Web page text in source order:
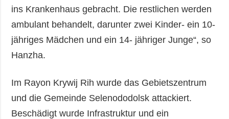
ins Krankenhaus gebracht. Die restlichen werden
ambulant behandelt, darunter zwei Kinder- ein 10-
jähriges Mädchen und ein 14- jähriger Junge“, so
Hanzha.
Im Rayon Krywij Rih wurde das Gebietszentrum
und die Gemeinde Selenododolsk attackiert.
Beschädigt wurde Infrastruktur und ein